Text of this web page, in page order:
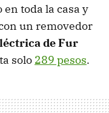
toda la casa y
un removedor
de Fur
solo 289 pesos.